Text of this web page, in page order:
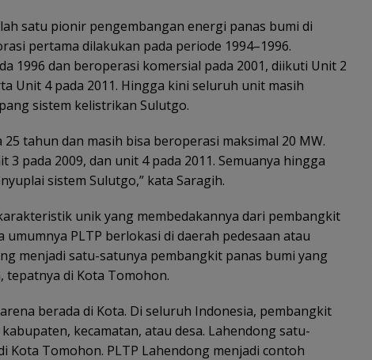
satu pionir pengembangan energi panas bumi di
pertama dilakukan pada periode 1994–1996.
1996 dan beroperasi komersial pada 2001, diikuti Unit 2
Unit 4 pada 2011. Hingga kini seluruh unit masih
sistem kelistrikan Sulutgo.
tahun dan masih bisa beroperasi maksimal 20 MW.
3 pada 2009, dan unit 4 pada 2011. Semuanya hingga
sistem Sulutgo,” kata Saragih.
unik yang membedakannya dari pembangkit
umumnya PLTP berlokasi di daerah pedesaan atau
menjadi satu-satunya pembangkit panas bumi yang
tepatnya di Kota Tomohon.
berada di Kota. Di seluruh Indonesia, pembangkit
kecamatan, atau desa. Lahendong satu-
Kota Tomohon. PLTP Lahendong menjadi contoh